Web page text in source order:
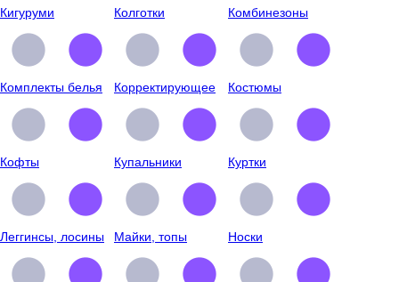
Кигуруми Колготки Комбинезоны
Комплекты белья Корректирующее Костюмы
Кофты Купальники Куртки
Леггинсы, лосины Майки, топы Носки